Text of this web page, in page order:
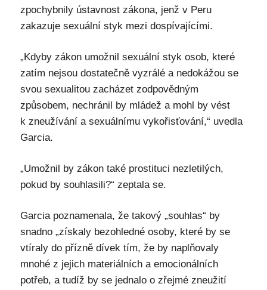
zpochybnily ústavnost zákona, jenž v Peru
zakazuje sexuální styk mezi dospívajícími.
„Kdyby zákon umožnil sexuální styk osob, které
zatím nejsou dostatečně vyzrálé a nedokážou se
svou sexualitou zacházet zodpovědným
způsobem, nechránil by mládež a mohl by vést
k zneužívání a sexuálnímu vykořisťování,“ uvedla
Garcia.
„Umožnil by zákon také prostituci nezletilých,
pokud by souhlasili?“ zeptala se.
Garcia poznamenala, že takový „souhlas“ by
snadno „získaly bezohledné osoby, které by se
vtíraly do přízně dívek tím, že by naplňovaly
mnohé z jejich materiálních a emocionálních
potřeb, a tudíž by se jednalo o zřejmé zneužití